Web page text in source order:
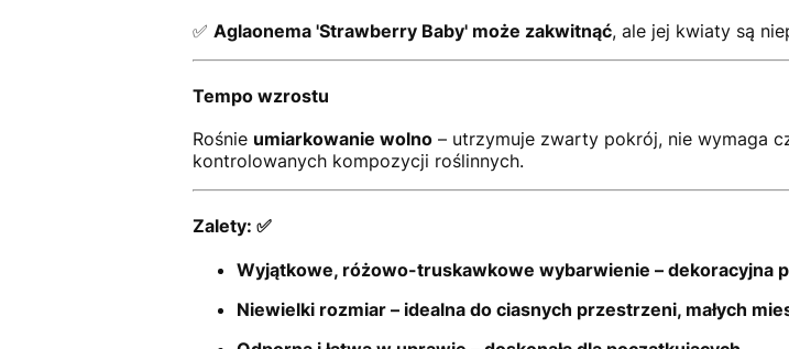
✅ Aglaonema 'Strawberry Baby' może zakwitnąć, ale jej kwiaty są
Tempo wzrostu
Rośnie umiarkowanie wolno– utrzymuje zwarty pokrój, nie wymaga
kontrolowanych kompozycji roślinnych.
Zalety: ✅
Wyjątkowe, różowo-truskawkowe wybarwienie – dekoracyjna
Niewielki rozmiar – idealna do ciasnych przestrzeni, małych